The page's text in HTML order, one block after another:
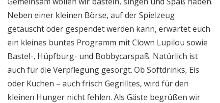
Neben einer kleinen Börse, auf der Spielzeug
getauscht oder gespendet werden kann, erwartet euch
ein kleines buntes Programm mit Clown Lupilou sowie
Bastel-, Hüpfburg- und Bobbycarspaß. Natürlich ist
auch für die Verpflegung gesorgt. Ob Softdrinks, Eis
oder Kuchen – auch frisch Gegrilltes, wird für den
kleinen Hunger nicht fehlen. Als Gäste begrüßen wir